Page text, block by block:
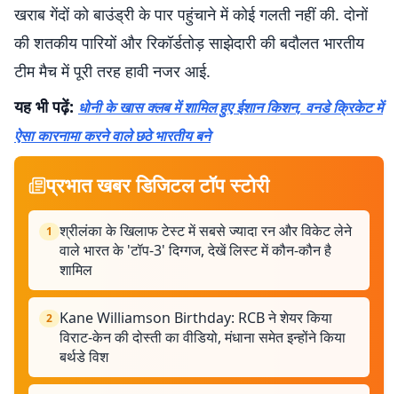
खराब गेंदों को बाउंड्री के पार पहुंचाने में कोई गलती नहीं की. दोनों
की शतकीय पारियों और रिकॉर्डतोड़ साझेदारी की बदौलत भारतीय
टीम मैच में पूरी तरह हावी नजर आई.
यह भी पढ़ें: धोनी के खास क्लब में शामिल हुए ईशान किशन, वनडे क्रिकेट में
ऐसा कारनामा करने वाले छठे भारतीय बने
प्रभात खबर डिजिटल टॉप स्टोरी
1 श्रीलंका के खिलाफ टेस्ट में सबसे ज्यादा रन और विकेट लेने
वाले भारत के 'टॉप-3' दिग्गज, देखें लिस्ट में कौन-कौन है
शामिल
2 Kane Williamson Birthday: RCB ने शेयर किया
विराट-केन की दोस्ती का वीडियो, मंधाना समेत इन्होंने किया
बर्थडे विश